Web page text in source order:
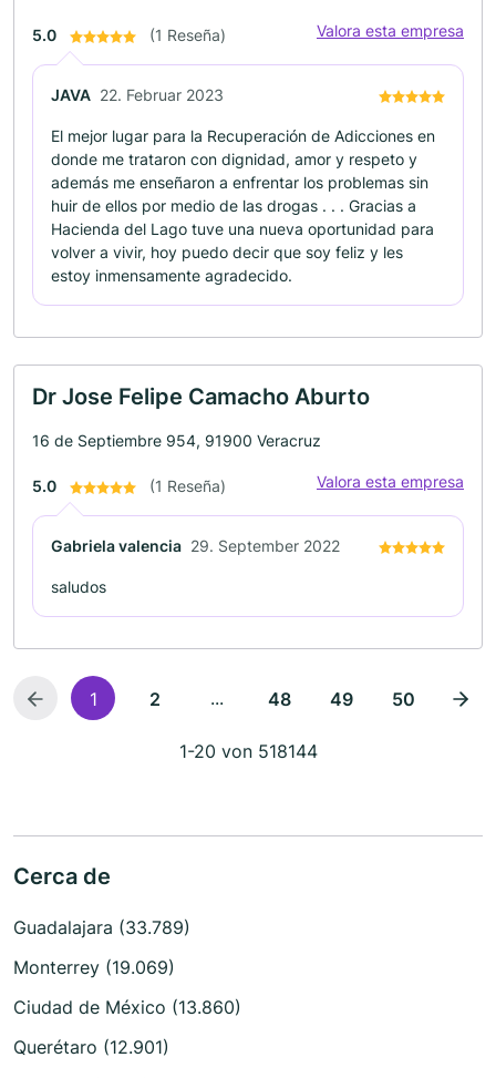
5.0 (1 Reseña) Valora esta empresa
JAVA 22. Februar 2023
El mejor lugar para la Recuperación de Adicciones en
donde me trataron con dignidad, amor y respeto y
además me enseñaron a enfrentar los problemas sin
huir de ellos por medio de las drogas . . . Gracias a
Hacienda del Lago tuve una nueva oportunidad para
volver a vivir, hoy puedo decir que soy feliz y les
estoy inmensamente agradecido.
Dr Jose Felipe Camacho Aburto
16 de Septiembre 954, 91900 Veracruz
5.0 (1 Reseña) Valora esta empresa
Gabriela valencia 29. September 2022
saludos
1 2 ... 48 49 50
1-20 von 518144
Cerca de
Guadalajara (33.789)
Monterrey (19.069)
Ciudad de México (13.860)
Querétaro (12.901)